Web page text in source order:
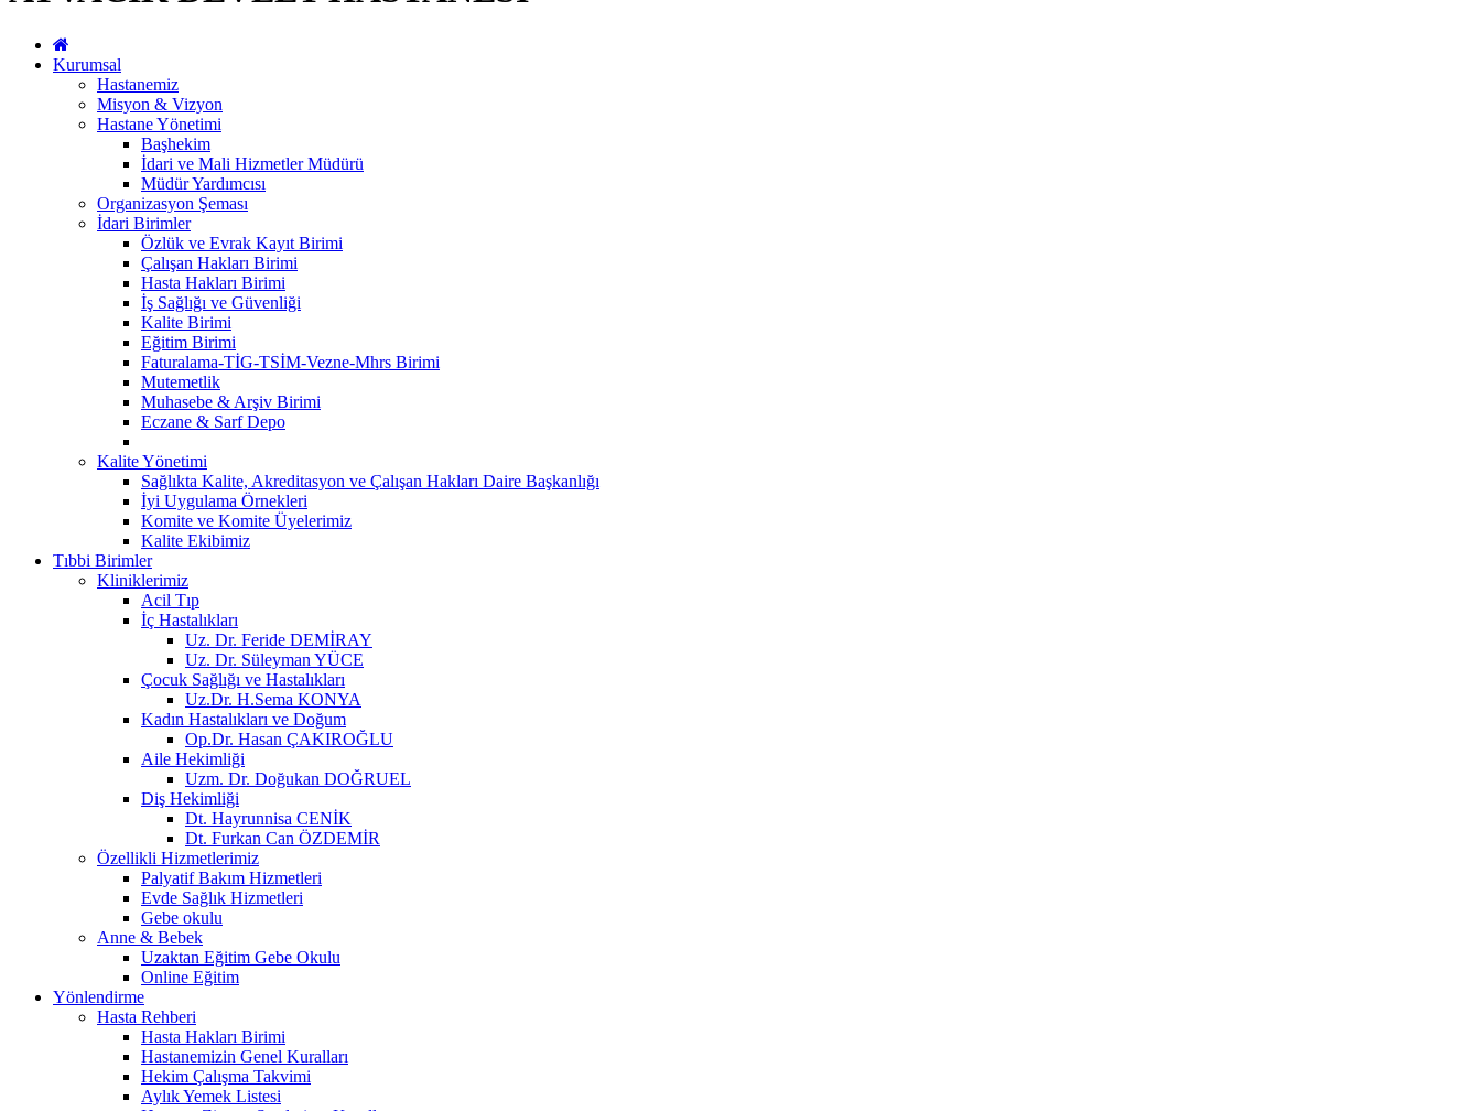
Kurumsal
Hastanemiz
Misyon & Vizyon
Hastane Yönetimi
Başhekim
İdari ve Mali Hizmetler Müdürü
Müdür Yardımcısı
Organizasyon Şeması
İdari Birimler
Özlük ve Evrak Kayıt Birimi
Çalışan Hakları Birimi
Hasta Hakları Birimi
İş Sağlığı ve Güvenliği
Kalite Birimi
Eğitim Birimi
Faturalama-TİG-TSİM-Vezne-Mhrs Birimi
Mutemetlik
Muhasebe & Arşiv Birimi
Eczane & Sarf Depo
Kalite Yönetimi
Sağlıkta Kalite, Akreditasyon ve Çalışan Hakları Daire Başkanlığı
İyi Uygulama Örnekleri
Komite ve Komite Üyelerimiz
Kalite Ekibimiz
Tıbbi Birimler
Kliniklerimiz
Acil Tıp
İç Hastalıkları
Uz. Dr. Feride DEMİRAY
Uz. Dr. Süleyman YÜCE
Çocuk Sağlığı ve Hastalıkları
Uz.Dr. H.Sema KONYA
Kadın Hastalıkları ve Doğum
Op.Dr. Hasan ÇAKIROĞLU
Aile Hekimliği
Uzm. Dr. Doğukan DOĞRUEL
Diş Hekimliği
Dt. Hayrunnisa CENİK
Dt. Furkan Can ÖZDEMİR
Özellikli Hizmetlerimiz
Palyatif Bakım Hizmetleri
Evde Sağlık Hizmetleri
Gebe okulu
Anne & Bebek
Uzaktan Eğitim Gebe Okulu
Online Eğitim
Yönlendirme
Hasta Rehberi
Hasta Hakları Birimi
Hastanemizin Genel Kuralları
Hekim Çalışma Takvimi
Aylık Yemek Listesi